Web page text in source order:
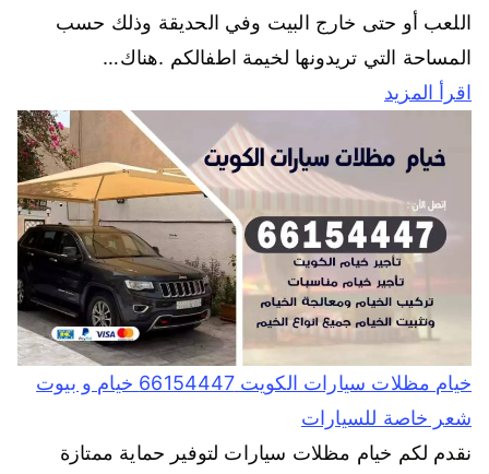
اللعب أو حتى خارج البيت وفي الحديقة وذلك حسب
المساحة التي تريدونها لخيمة اطفالكم .هناك…
اقرأ المزيد
خيام مظلات سيارات الكويت 66154447 خيام و بيوت
شعر خاصة للسيارات
نقدم لكم خيام مظلات سيارات لتوفير حماية ممتازة